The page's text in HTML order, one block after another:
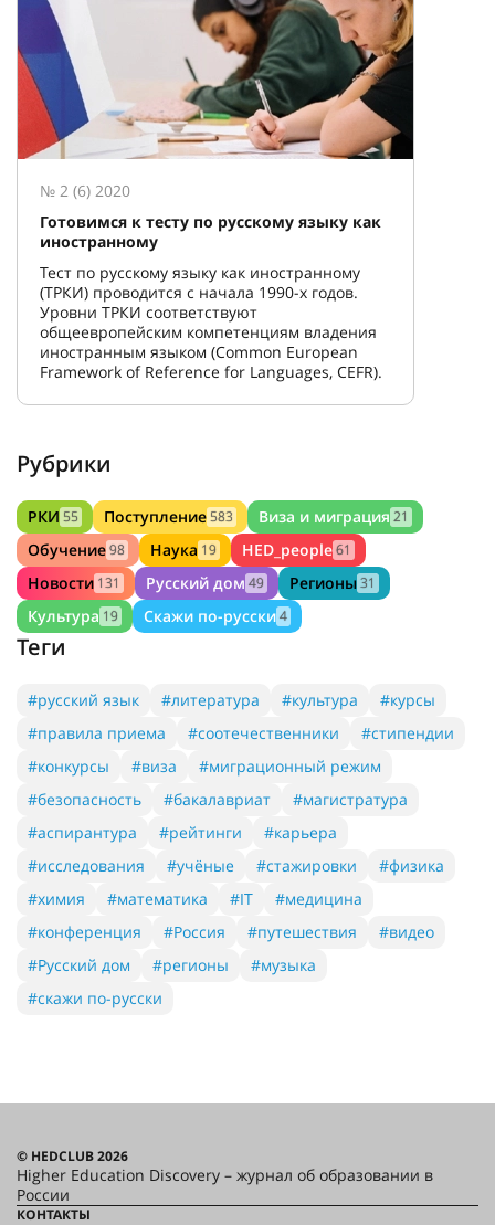
№ 2 (6) 2020
Готовимся к тесту по русскому языку как
иностранному
Тест по русскому языку как иностранному
(ТРКИ) проводится с начала 1990-х годов.
Уровни ТРКИ соответствуют
общеевропейским компетенциям владения
иностранным языком (Common European
Framework of Reference for Languages, CEFR).
Рубрики
РКИ 55 Поступление583 Виза и миграция 21
Обучение98 Наука 19 HED_people61
Новости 131 Русский дом 49 Регионы31
Культура 19 Скажи по-русски4
Теги
#русский язык #литература #культура
#курсы
#правила приема
#соотечественники
#стипендии
#конкурсы
#виза
#миграционный режим
#безопасность
#бакалавриат
#магистратура
#аспирантура
#рейтинги
#карьера
#исследования
#учёные #стажировки
#физика
#химия
#математика #IT
#медицина
#конференция
#Россия #путешествия
#видео
#Русский дом
#регионы
#музыка
#скажи по-русски
© HEDCLUB 2026
Higher Education Discovery – журнал об образовании в
России
КОНТАКТЫ